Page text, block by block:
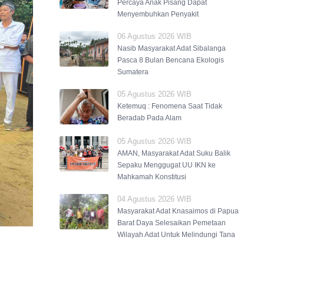
Percaya Anak Pisang Dapat
Menyembuhkan Penyakit
06 Agustus 2026 WIB
Nasib Masyarakat Adat Sibalanga
Pasca 8 Bulan Bencana Ekologis
Sumatera
05 Agustus 2026 WIB
Ketemuq : Fenomena Saat Tidak
Beradab Pada Alam
05 Agustus 2026 WIB
AMAN, Masyarakat Adat Suku Balik
Sepaku Menggugat UU IKN ke
Mahkamah Konstitusi
04 Agustus 2026 WIB
Masyarakat Adat Knasaimos di Papua
Barat Daya Selesaikan Pemetaan
Wilayah Adat Untuk Melindungi Tana